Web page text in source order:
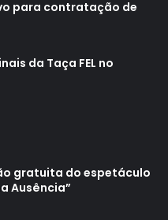
para contratação de
da Taça FEL no
gratuita do espetáculo
Ausência”